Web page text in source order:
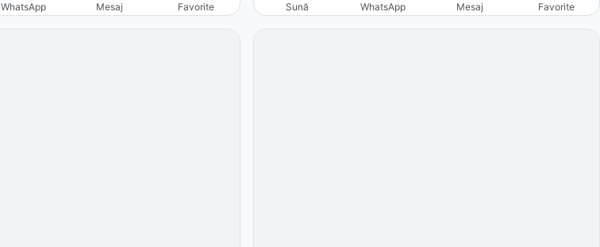
WhatsApp Mesaj Favorite Sună WhatsApp Mesaj Favorite